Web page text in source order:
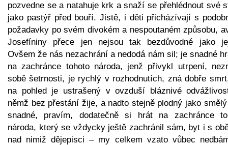
pozvedne se a natahuje krk a snaží se přehlédnout své
jako pastýř před bouří. Jistě, i děti přicházívají s
požadavky po svém divokém a nespoutaném způsobu,
Josefíniny přece jen nejsou tak bezdůvodné jako
Ovšem že nás nezachrání a nedodá nám sil; je snadné
na zachránce tohoto národa, jenž přivykl utrpení,
sobě šetrnosti, je rychlý v rozhodnutích, zná dobře
na pohled je ustrašený v ovzduší bláznivé
němž bez přestání žije, a nadto stejně plodný jako
snadné, pravím, dodatečně si hrát na zachránce
národa, který se vždycky ještě zachránil sám, byt i s
nad nimiž dějepisci – my celkem vzato vůbec